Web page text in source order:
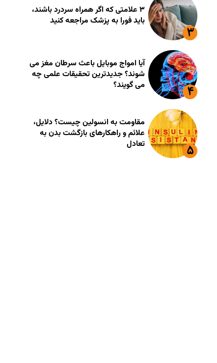
۳ علامتی که اگر همراه سردرد باشند،
باید فورا به پزشک مراجعه کنید
آیا امواج موبایل باعث سرطان مغز می
شوند؟ جدیدترین تحقیقات علمی چه
می گویند؟
مقاومت به انسولین چیست؟ دلایل،
علائم و راهکارهای بازگشت بدن به
تعادل